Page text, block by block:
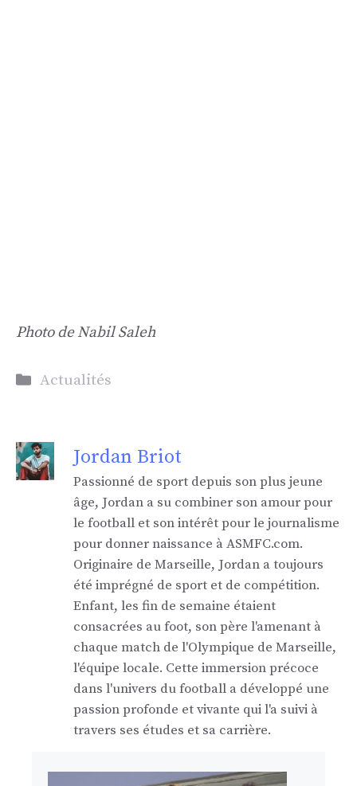
Photo de Nabil Saleh
Catégories
Actualités
Jordan Briot
Passionné de sport depuis son plus jeune
âge, Jordan a su combiner son amour pour
le football et son intérêt pour le journalisme
pour donner naissance à ASMFC.com.
Originaire de Marseille, Jordan a toujours
été imprégné de sport et de compétition.
Enfant, les fin de semaine étaient
consacrées au foot, son père l'amenant à
chaque match de l'Olympique de Marseille,
l'équipe locale. Cette immersion précoce
dans l'univers du football a développé une
passion profonde et vivante qui l'a suivi à
travers ses études et sa carrière.